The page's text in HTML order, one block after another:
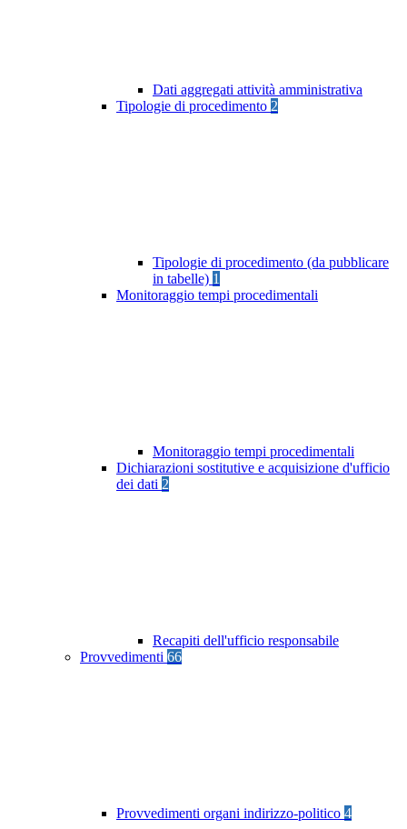
Dati aggregati attività amministrativa
Tipologie di procedimento 2
Tipologie di procedimento (da pubblicare
in tabelle) 1
Monitoraggio tempi procedimentali
Monitoraggio tempi procedimentali
Dichiarazioni sostitutive e acquisizione d'ufficio
dei dati 2
Recapiti dell'ufficio responsabile
Provvedimenti 66
Provvedimenti organi indirizzo-politico 4